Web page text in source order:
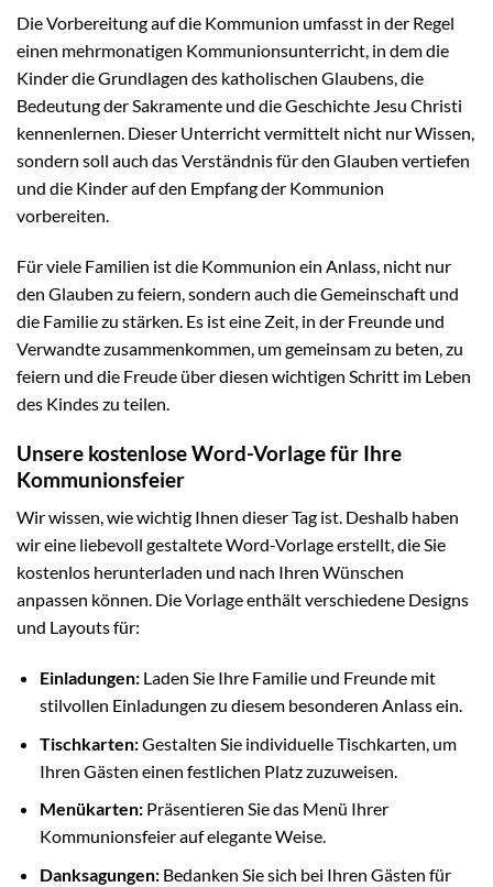
Die Vorbereitung auf die Kommunion umfasst in der Regel
einen mehrmonatigen Kommunionsunterricht, in dem die
Kinder die Grundlagen des katholischen Glaubens, die
Bedeutung der Sakramente und die Geschichte Jesu Christi
kennenlernen. Dieser Unterricht vermittelt nicht nur Wissen,
sondern soll auch das Verständnis für den Glauben vertiefen
und die Kinder auf den Empfang der Kommunion
vorbereiten.
Für viele Familien ist die Kommunion ein Anlass, nicht nur
den Glauben zu feiern, sondern auch die Gemeinschaft und
die Familie zu stärken. Es ist eine Zeit, in der Freunde und
Verwandte zusammenkommen, um gemeinsam zu beten, zu
feiern und die Freude über diesen wichtigen Schritt im Leben
des Kindes zu teilen.
Unsere kostenlose Word-Vorlage für Ihre
Kommunionsfeier
Wir wissen, wie wichtig Ihnen dieser Tag ist. Deshalb haben
wir eine liebevoll gestaltete Word-Vorlage erstellt, die Sie
kostenlos herunterladen und nach Ihren Wünschen
anpassen können. Die Vorlage enthält verschiedene Designs
und Layouts für:
Einladungen:Laden Sie Ihre Familie und Freunde mit
stilvollen Einladungen zu diesem besonderen Anlass ein.
Tischkarten:Gestalten Sie individuelle Tischkarten, um
Ihren Gästen einen festlichen Platz zuzuweisen.
Menükarten:Präsentieren Sie das Menü Ihrer
Kommunionsfeier auf elegante Weise.
Danksagungen:Bedanken Sie sich bei Ihren Gästen für